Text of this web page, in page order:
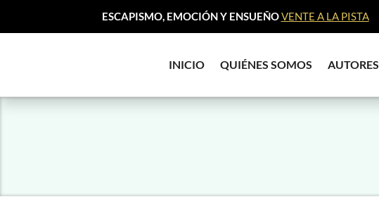
ESCAPISMO, EMOCIÓN Y ENSUEÑOVENTE A LA PISTA
INICIO QUIÉNES SOMOS AUTORES